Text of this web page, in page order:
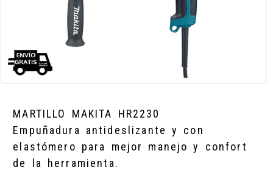
MARTILLO MAKITA HR2230
Empuñadura antideslizante y con
elastómero para mejor manejo y confort
de la herramienta.